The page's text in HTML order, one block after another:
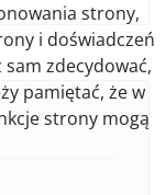
strony,
i doświadczeń
zdecydować,
pamiętać, że w
strony mogą